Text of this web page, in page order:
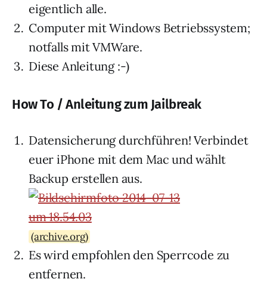
eigentlich alle.
Computer mit Windows Betriebssystem;
notfalls mit VMWare.
Diese Anleitung :-)
How To / Anleitung zum Jailbreak
Datensicherung durchführen! Verbindet
euer iPhone mit dem Mac und wählt
Backup erstellen aus.
(archive.org)
Es wird empfohlen den Sperrcode zu
entfernen.